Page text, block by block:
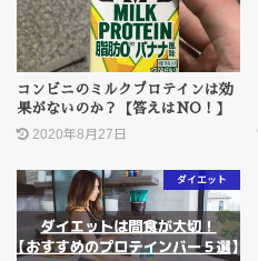
コンビニのミルクプロテインは効
果がないのか？【答えはNO！】
2020年8月27日
ダイエット